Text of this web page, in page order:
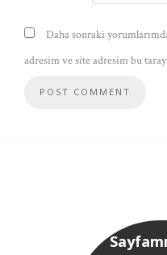
Daha sonraki
adresim ve site adresim bu